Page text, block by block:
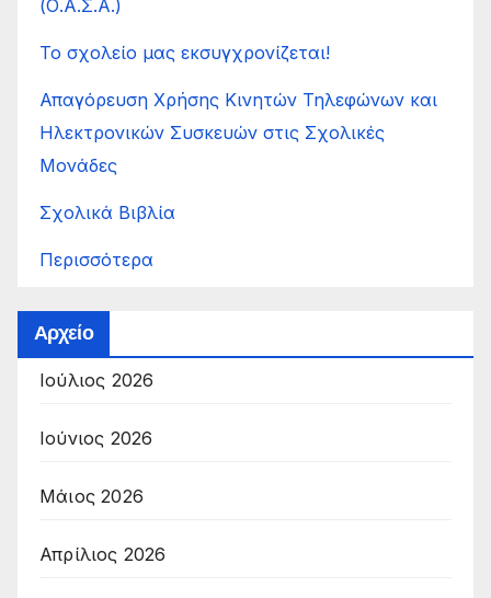
(Ο.Α.Σ.Α.)
Το σχολείο μας εκσυγχρονίζεται!
Απαγόρευση Χρήσης Κινητών Τηλεφώνων και
Ηλεκτρονικών Συσκευών στις Σχολικές
Μονάδες
Σχολικά Βιβλία
Περισσότερα
Αρχείο
Ιούλιος 2026
Ιούνιος 2026
Μάιος 2026
Απρίλιος 2026